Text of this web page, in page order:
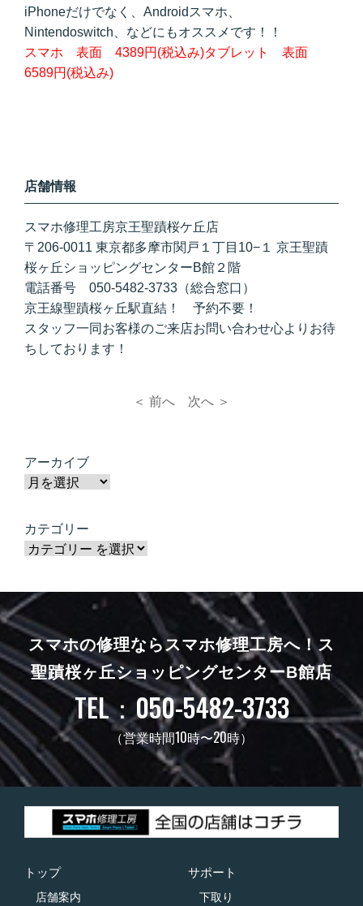
iPhoneだけでなく、Androidスマホ、
Nintendoswitch、などにもオススメです！！
スマホ 表面 4389円(税込み)タブレット 表面
6589円(税込み)
店舗情報
スマホ修理工房京王聖蹟桜ケ丘店
〒206-0011 東京都多摩市関戸１丁目10−１ 京王聖蹟
桜ヶ丘ショッピングセンターB館２階
電話番号 050-5482-3733（総合窓口）
京王線聖蹟桜ヶ丘駅直結！ 予約不要！
スタッフ一同お客様のご来店お問い合わせ心よりお待
ちしております！
＜ 前へ 次へ ＞
アーカイブ
カテゴリー
スマホの修理ならスマホ修理工房へ！ス
聖蹟桜ヶ丘ショッピングセンターB館店
TEL：050-5482-3733
（営業時間10時〜20時）
トップ
店舗案内
サポート
下取り